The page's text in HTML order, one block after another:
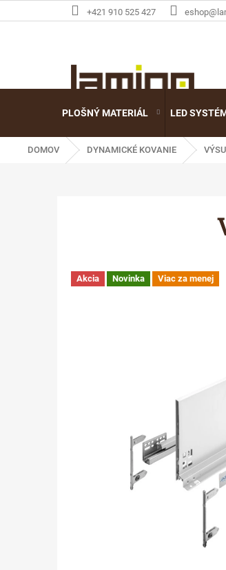
na
+421 910 525 427
PLOŠNÝ MATERIÁL LED
DOMOV DYNAMICKÉ KOVANIE
Akcia Novinka Viac za menej